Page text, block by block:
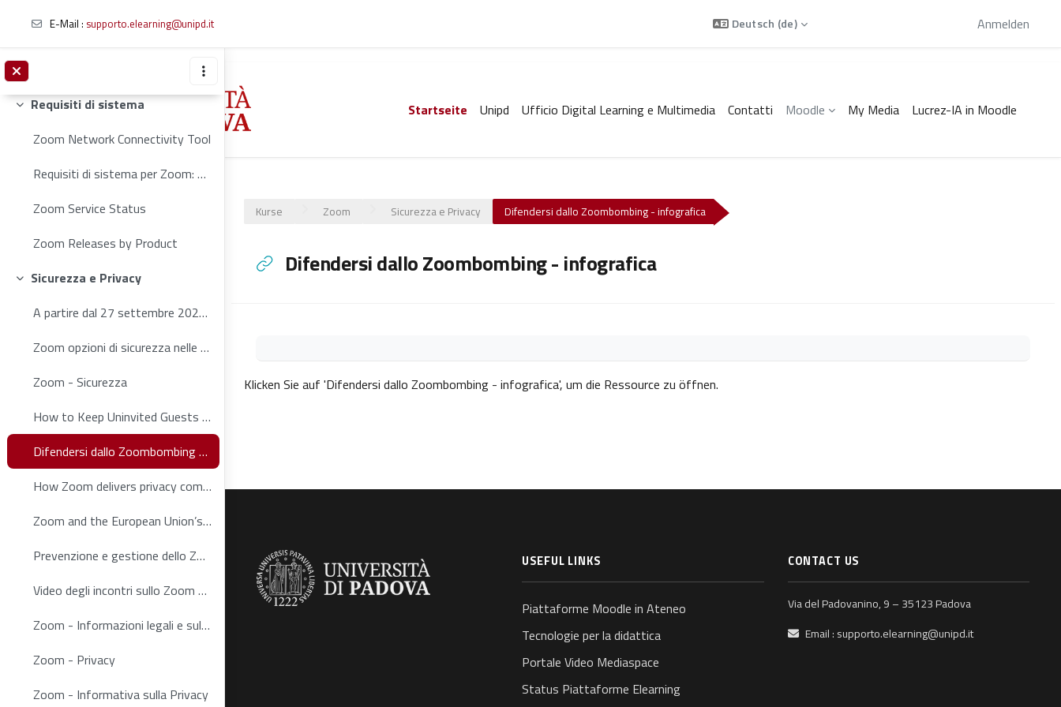
Zum Hauptinhalt
E-Mail : supporto.elearning@unipd.it Deutsch ‎(de)‎ Anmelden
Startseite Unipd Ufficio Digital Learning e Multimedia Contatti Moodle My Media Lucrez-IA in Moodle
Einklappen
Requisiti di sistema
Zoom Network Connectivity Tool
Requisiti di sistema per Zoom: Windows, macOS e Linux
Zoom Service Status
Zoom Releases by Product
Einklappen
Sicurezza e Privacy
A partire dal 27 settembre 2020, Zoom richiederà c...
Zoom opzioni di sicurezza nelle riunioni
Zoom - Sicurezza
How to Keep Uninvited Guests Out of Your Zoom Event
Difendersi dallo Zoombombing - infografica
How Zoom delivers privacy commitments in Europe (July 2023)
Zoom and the European Union’s General Data Protection Regulation (GDPR) (Aug. 2023)
Prevenzione e gestione dello Zoombombing in base ai livelli di rischio - infografica
Video degli incontri sullo Zoom bombing (channel Mediaspace)
Zoom - Informazioni legali e sulla privacy
Zoom - Privacy
Zoom - Informativa sulla Privacy
Kurse Zoom Sicurezza e Privacy Difendersi dallo Zoombombing - infografica
Difendersi dallo Zoombombing - infografica
Klicken Sie auf 'Difendersi dallo Zoombombing - infografica', um die Ressource zu öffnen.
USEFUL LINKS
Piattaforme Moodle in Ateneo
Tecnologie per la didattica
Portale Video Mediaspace
Status Piattaforme Elearning
CONTACT US
Via del Padovanino, 9 – 35123 Padova
Email : supporto.elearning@unipd.it